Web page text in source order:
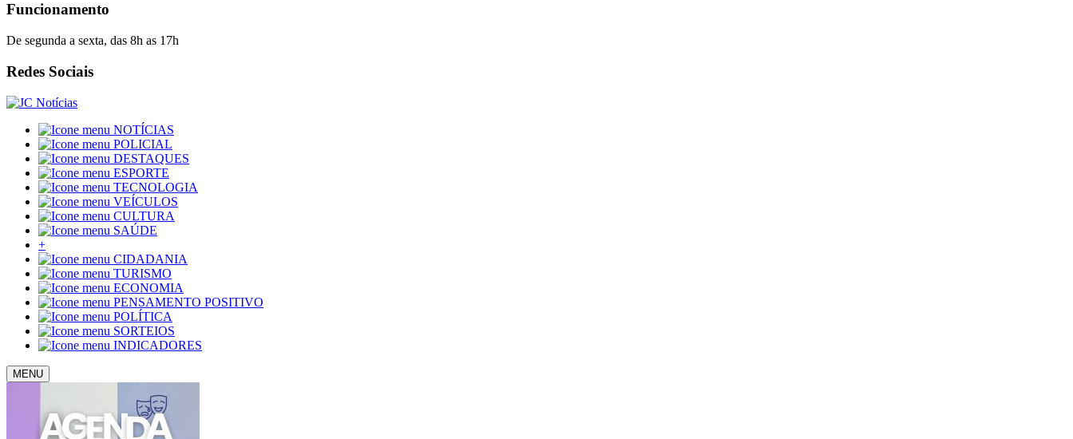
Funcionamento
De segunda a sexta, das 8h as 17h
Redes Sociais
NOTÍCIAS
POLICIAL
DESTAQUES
ESPORTE
TECNOLOGIA
VEÍCULOS
CULTURA
SAÚDE
+
CIDADANIA
TURISMO
ECONOMIA
PENSAMENTO POSITIVO
POLÍTICA
SORTEIOS
INDICADORES
MENU